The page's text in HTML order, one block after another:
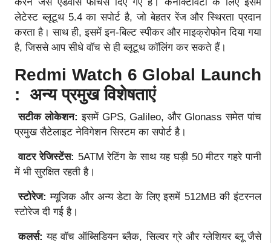
लेटेस्ट ब्लूटूथ 5.4 का सपोर्ट है, जो बेहतर रेंज और स्थिरता प्रदान
करता है। साथ ही, इसमें इन-बिल्ट स्पीकर और माइक्रोफोन दिया गया
है, जिससे आप सीधे वॉच से ही ब्लूटूथ कॉलिंग कर सकते हैं।
Redmi Watch 6 Global Launch
: अन्य प्रमुख विशेषताएं
सटीक लोकेशन:इसमें GPS, Galileo, और Glonass समेत पांच
प्रमुख सैटेलाइट नेविगेशन सिस्टम का सपोर्ट है।
वाटर रेजिस्टेंस: 5ATM रेटिंग के साथ यह घड़ी 50 मीटर गहरे पानी
में भी सुरक्षित रहती है।
स्टोरेज:म्यूजिक और अन्य डेटा के लिए इसमें 512MB की इंटरनल
स्टोरेज दी गई है।
कलर्स:यह वॉच ऑब्सिडियन ब्लैक, सिल्वर ग्रे और ग्लेशियर ब्लू जैसे